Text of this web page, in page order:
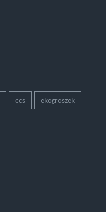
ccs ekogroszek